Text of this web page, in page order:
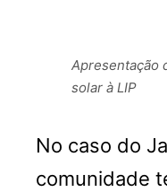
Apresentação
solar à LIP
No caso do
comunidade